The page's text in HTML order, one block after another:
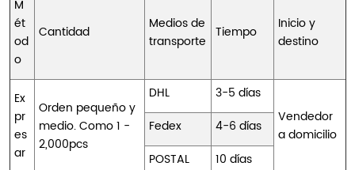
M
ét
od
o
Cantidad
Medios de
transporte
Tiempo
Inicio y
destino
Ex
pr
es
ar
Orden pequeño y
medio. Como 1 -
2,000pcs
DHL
3-5 días
Vendedor
a domicilio
Fedex
4-6 días
POSTAL
10 días